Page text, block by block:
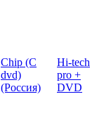
Chip (С
dvd)
(Росcия)
Hi-tech
pro +
DVD